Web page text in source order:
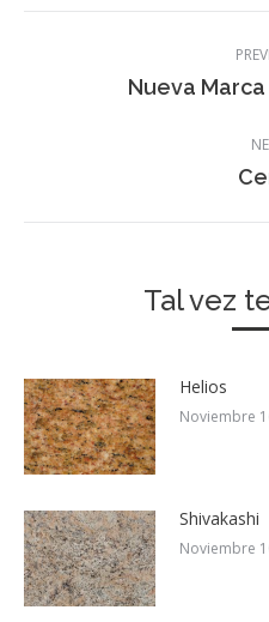
navigation
Nueva
Tal vez
Helios
Noviembre
Shivakashi
Noviembre